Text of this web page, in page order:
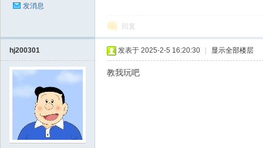
发消息
回复
hj200301 发表于 2025-2-5 16:20:30 显示全部楼层
教我玩吧